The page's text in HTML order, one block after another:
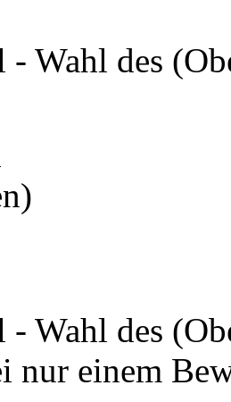
- Wahl des
- Wahl des
nur einem